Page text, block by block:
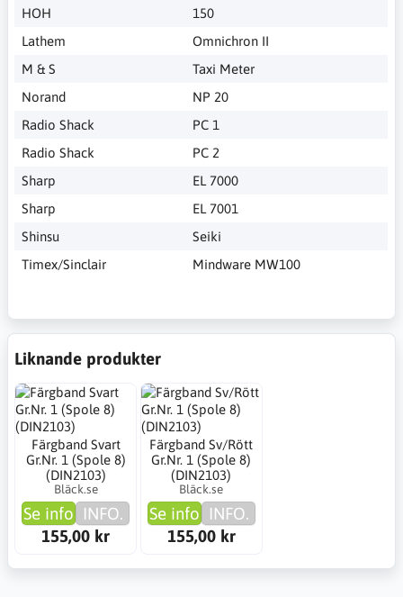
HOH
150
Lathem
Omnichron II
M & S
Taxi Meter
Norand
NP 20
Radio Shack
PC 1
Radio Shack
PC 2
Sharp
EL 7000
Sharp
EL 7001
Shinsu
Seiki
Timex/Sinclair
Mindware MW100
Liknande produkter
Färgband Svart
Gr.Nr. 1 (Spole 8)
(DIN2103)
Bläck.se
Se info INFO.
155,00 kr
Färgband Sv/Rött
Gr.Nr. 1 (Spole 8)
(DIN2103)
Bläck.se
Se info INFO.
155,00 kr